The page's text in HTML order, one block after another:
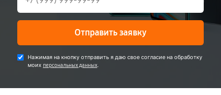
Отправить заявку
Нажимая на кнопку отправить я даю свое согласие на обработку
моих персональных данных.